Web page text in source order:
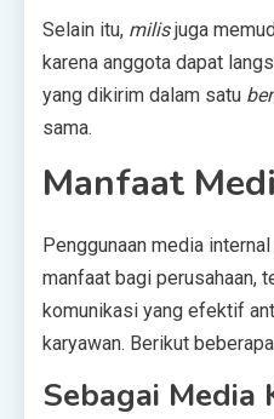
Selain itu, milisjuga
karena anggota dapat
yang dikirim dalam satu
sama.
Manfaat
Penggunaan media
manfaat bagi perusahaan,
komunikasi yang efektif
karyawan. Berikut
Sebagai Media